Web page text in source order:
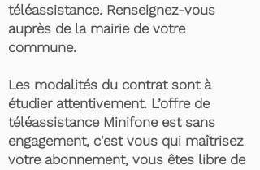
téléassistance. Renseignez-vous
auprès de la mairie de votre
commune.
Les modalités du contrat sont à
étudier attentivement. L’offre de
téléassistance Minifone est sans
engagement, c'est vous qui maîtrisez
votre abonnement, vous êtes libre de